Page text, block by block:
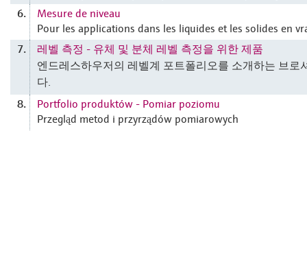
6.
Mesure de niveau
Pour les applications dans les liquides et les solides en
7.
레벨 측정 - 유체 및 분체 레벨 측정을 위한 제품
엔드레스하우저의 레벨계 포트폴리오를 소개하는 브로
다.
8.
Portfolio produktów - Pomiar poziomu
Przegląd metod i przyrządów pomiarowych